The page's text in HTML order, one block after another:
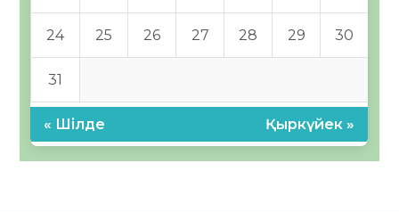
24 25 26 27 28 29 30
31
« Шілде Қыркүйек »